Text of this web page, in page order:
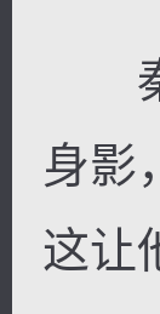
秦
身影
这让